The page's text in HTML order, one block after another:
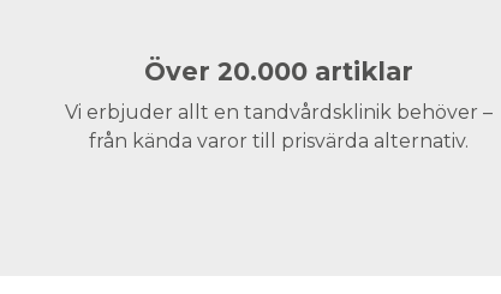
Över 20.000 artiklar
Vi erbjuder allt en tandvårdsklinik behöver –
från kända varor till prisvärda alternativ.